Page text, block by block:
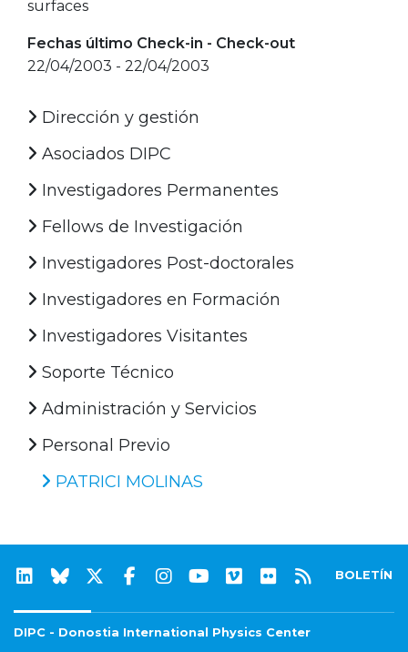
surfaces
Fechas último Check-in - Check-out
22/04/2003 - 22/04/2003
Dirección y gestión
Asociados DIPC
Investigadores Permanentes
Fellows de Investigación
Investigadores Post-doctorales
Investigadores en Formación
Investigadores Visitantes
Soporte Técnico
Administración y Servicios
Personal Previo
PATRICI MOLINAS
BOLETÍN
DIPC - Donostia International Physics Center